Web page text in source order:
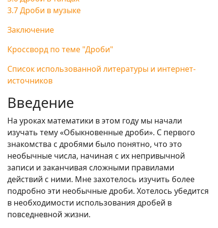
3.7 Дроби в музыке
Заключение
Кроссворд по теме "Дроби"
Список использованной литературы и интернет-
источников
Введение
На уроках математики в этом году мы начали
изучать тему «Обыкновенные дроби». С первого
знакомства с дробями было понятно, что это
необычные числа, начиная с их непривычной
записи и заканчивая сложными правилами
действий с ними. Мне захотелось изучить более
подробно эти необычные дроби. Хотелось убедится
в необходимости использования дробей в
повседневной жизни.